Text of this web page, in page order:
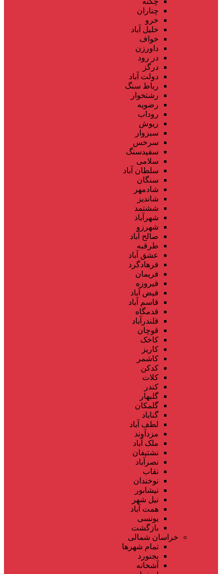
چناران
خرو
خلیل آباد
خواف
داورزن
در رود
درگز
دولت آباد
رباط سنگ
رشتخوار
رضویه
روداب
ریوش
سبزوار
سرخس
سفیدسنگ
سلامی
سلطان آباد
سنگان
شادمهر
شاندیز
ششتمد
شهرآباد
شهرزو
صالح آباد
طرقبه
عشق آباد
فرهادگرد
فریمان
فیروزه
فیض آباد
قاسم آباد
قدمگاه
قلندرآباد
قوچان
کاخک
کاریز
کاشمر
کدکن
کلات
کندر
گلبهار
گلمکان
گناباد
لطف آباد
مزدآوند
ملک آباد
نشتیفان
نصرآباد
نقاب
نوخندان
نیشابور
نیل شهر
همت آباد
یونسی
بازگشت
خراسان شمالی
تمام شهر‌ها
بجنورد
آشخانه